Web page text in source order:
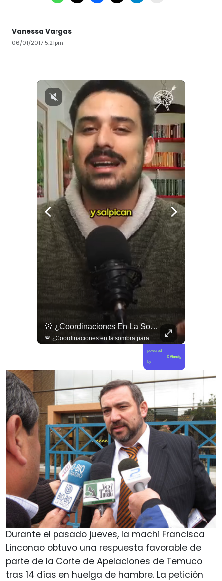
Vanessa Vargas
06/01/2017 5:21pm
🚨 ¿Coordinaciones En La Sombra Para Blindar Una Candidatura Presidencial?
🚨 ¿Coordinaciones en la sombra para blindar una candidatura presidencial? Nuevos chats salpican a Andrés Chadwick. 🇨🇱⚖️ Mensajes incautados por la Fiscalía revelan que el exministro operó junto a Luis Hermosilla para preparar a testigos clave en la causa por coimas de LAN en 2009. Las conversaciones desmienten la versión de Chadwick sobre haberse enterado del caso por la prensa, exponiendo una estrategia judicial y comunicacional para evitar que el escándalo de información privilegiada y pagos indebidos afectara la carrera de Sebastián Piñera a La Moneda. 📲💣 🎥 Revisa el desglose completo de los chats y los detalles del reportaje en elciudadano.com 🔗 (Link en la biografía). ¿Qué impacto crees que tienen estas revelaciones en la trastienda del poder político? Te leemos en los comentarios. 💬👇🏼
powered
by
Durante el pasado jueves, la machi Francisca
Linconao obtuvo una respuesta favorable de
parte de la Corte de Apelaciones de Temuco
tras 14 días en huelga de hambre. La petición